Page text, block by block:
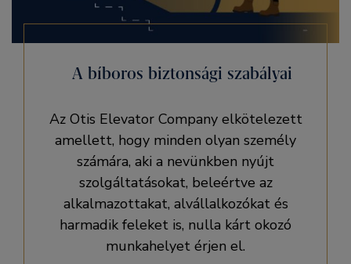
A bíboros biztonsági szabályai
Az Otis Elevator Company elkötelezett
amellett, hogy minden olyan személy
számára, aki a nevünkben nyújt
szolgáltatásokat, beleértve az
alkalmazottakat, alvállalkozókat és
harmadik feleket is, nulla kárt okozó
munkahelyet érjen el.